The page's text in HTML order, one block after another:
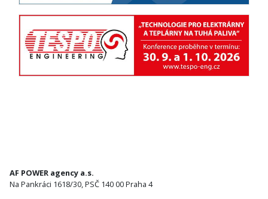
AF POWER agency a.s.
Na Pankráci 1618/30, PSČ 140 00 Praha 4